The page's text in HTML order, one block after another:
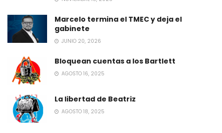
Marcelo termina el TMEC y deja el
gabinete
JUNIO 20, 2026
Bloquean cuentas a los Bartlett
AGOSTO 16, 2025
La libertad de Beatriz
AGOSTO 18, 2025